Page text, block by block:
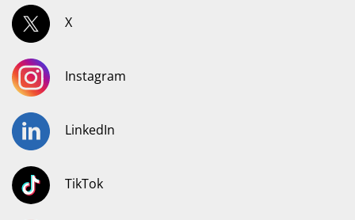
X
Instagram
LinkedIn
TikTok